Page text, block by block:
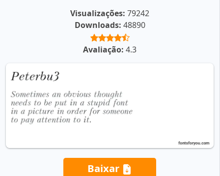
Visualizações: 79242
Downloads: 48890
Avaliação: 4.3
Baixar